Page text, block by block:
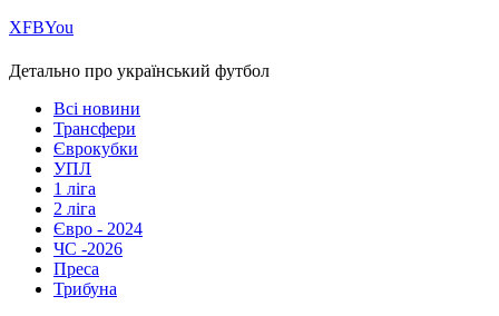
ХFBYou
Детально про український футбол
Всі новини
Трансфери
Єврокубки
УПЛ
1 ліга
2 ліга
Євро - 2024
ЧС -2026
Преса
Трибуна